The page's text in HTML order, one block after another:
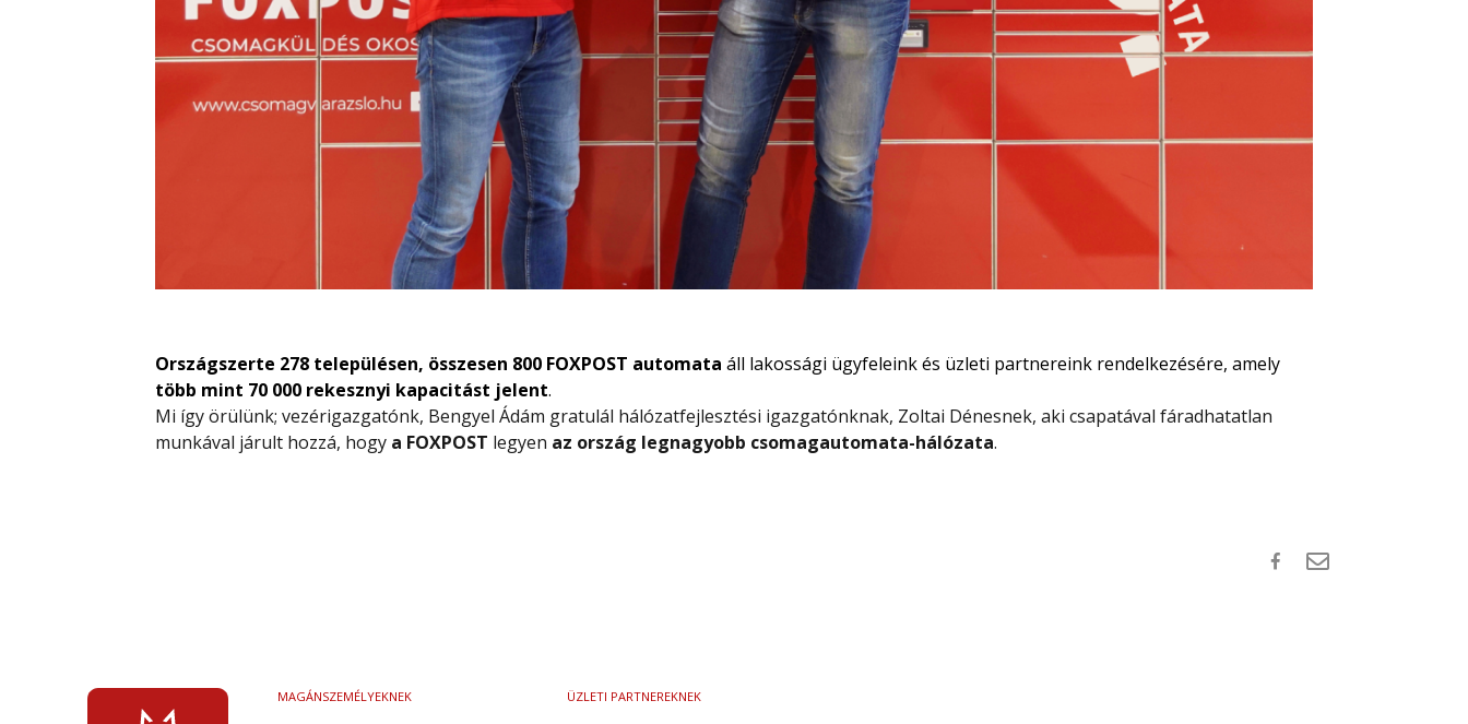
Országszerte 278 településen, összesen 800 FOXPOST automata áll lakossági ügyfeleink és üzleti partnereink rendelkezésére, amely
több mint 70 000 rekesznyi kapacitást jelent.
Mi így örülünk; vezérigazgatónk, Bengyel Ádám gratulál hálózatfejlesztési igazgatónknak, Zoltai Dénesnek, aki csapatával fáradhatatlan
munkával járult hozzá, hogy a FOXPOST legyen az ország legnagyobb csomagautomata-hálózata.
MAGÁNSZEMÉLYEKNEK ÜZLETI PARTNEREKNEK